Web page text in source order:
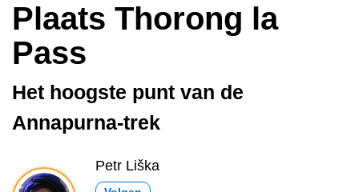
Plaats Thorong la
Pass
Het hoogste punt van de
Annapurna-trek
Petr Liška